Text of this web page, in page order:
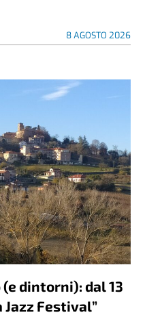
8 AGOSTO 2026
dintorni): dal 13
Jazz Festival”